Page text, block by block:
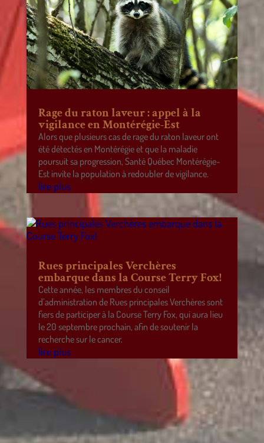
Rage du raton laveur : appel à la
vigilance en Montérégie-Est
Alors que plusieurs cas de rage du raton laveur ont
été détectés en Montérégie et que la maladie
poursuit sa progression, Santé Québec Montérégie-
Est invite la population à redoubler de vigilance.
lire plus
Rues principales Verchères
embarque dans la Course Terry Fox!
Cette année, les membres du conseil
d’administration de Rues principales Verchères sont
fiers de participer à la Course Terry Fox, qui aura lieu
le 20 septembre prochain, afin de soutenir la
recherche sur le cancer.
lire plus